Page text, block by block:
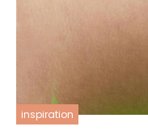
inspiration